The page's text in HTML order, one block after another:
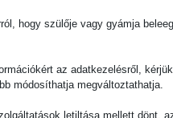
hogy szülője vagy gyámja
az adatkezelésről,
módosíthatja megváltoztathatja.
letiltása mellett dönt,